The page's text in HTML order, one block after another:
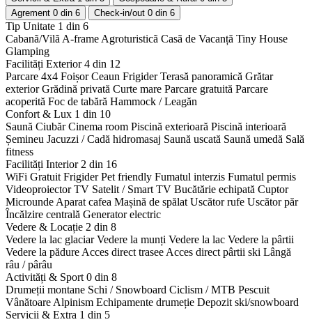
Agrement 0 din 6 Check-in/out 0 din 6
Tip Unitate 1 din 6
Cabanã/Vilã A-frame Agroturisticã Casã de Vacanță Tiny House
Glamping
Facilități Exterior4 din 12
Parcare 4x4 Foișor Ceaun Frigider Terasă panoramică Grătar
exterior Grădină privată Curte mare Parcare gratuită Parcare
acoperită Foc de tabără Hammock / Leagăn
Confort & Lux 1 din 10
Saună Ciubăr Cinema room Piscină exterioară Piscină interioară
Șemineu Jacuzzi / Cadă hidromasaj Saună uscată Saună umedă Sală
fitness
Facilități Interior 2 din 16
WiFi Gratuit Frigider Pet friendly Fumatul interzis Fumatul permis
Videoproiector TV Satelit / Smart TV Bucătărie echipată Cuptor
Microunde Aparat cafea Mașină de spălat Uscător rufe Uscător păr
Încălzire centrală Generator electric
Vedere & Locație 2 din 8
Vedere la lac glaciar Vedere la munți Vedere la lac Vedere la pârtii
Vedere la pădure Acces direct trasee Acces direct pârtii ski Lângă
râu / pârâu
Activități & Sport 0 din 8
Drumeții montane Schi / Snowboard Ciclism / MTB Pescuit
Vânătoare Alpinism Echipamente drumeție Depozit ski/snowboard
Servicii & Extra 1 din 5